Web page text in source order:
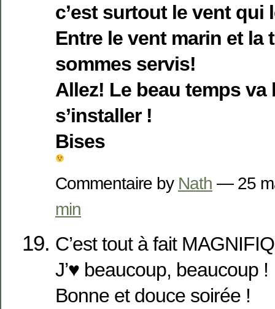
c’est surtout le vent qui
Entre le vent marin et la
sommes servis!
Allez! Le beau temps va
s’installer !
Bises
Commentaire by Nath — 25
min
C’est tout à fait
J’♥ beaucoup, beaucoup !
Bonne et douce soirée !